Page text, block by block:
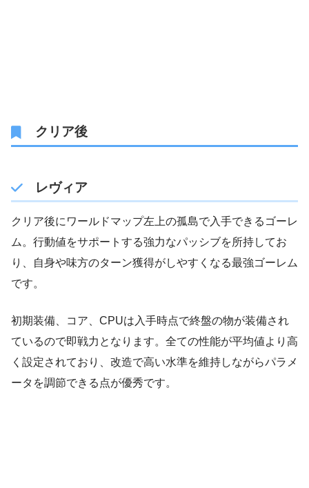
クリア後
レヴィア
クリア後にワールドマップ左上の孤島で入手できるゴーレ
ム。行動値をサポートする強力なパッシブを所持してお
り、自身や味方のターン獲得がしやすくなる最強ゴーレム
です。
初期装備、コア、CPUは入手時点で終盤の物が装備され
ているので即戦力となります。全ての性能が平均値より高
く設定されており、改造で高い水準を維持しながらパラメ
ータを調節できる点が優秀です。